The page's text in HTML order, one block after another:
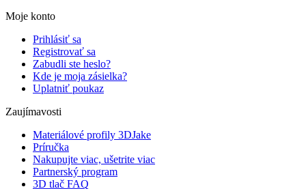
Moje konto
Prihlásiť sa
Registrovať sa
Zabudli ste heslo?
Kde je moja zásielka?
Uplatniť poukaz
Zaujímavosti
Materiálové profily 3DJake
Príručka
Nakupujte viac, ušetrite viac
Partnerský program
3D tlač FAQ